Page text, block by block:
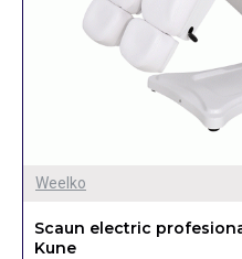
Weelko
Scaun electric
Kune